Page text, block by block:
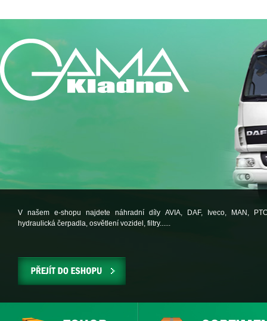
V našem e-shopu najdete náhradní díly AVIA, DAF, Iveco, MAN,
hydraulická čerpadla, osvětlení vozidel, filtry......